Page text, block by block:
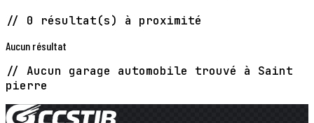
// 0 résultat(s) à proximité
Aucun résultat
// Aucun garage automobile trouvé à Saint
pierre